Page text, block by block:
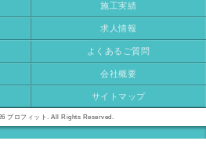
施工実績
求人情報
よくあるご質問
会社概要
サイトマップ
プロフィット. All Rights Reserved.